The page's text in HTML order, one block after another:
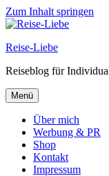
Zum Inhalt springen
Reise-Liebe
Reiseblog für
Menü
Über mich
Werbung & PR
Shop
Kontakt
Impressum